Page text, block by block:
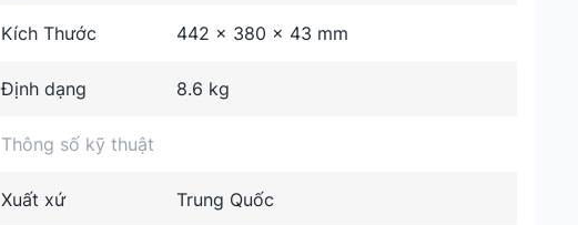
Kích Thước 442 x 380 x 43 mm
Định dạng 8.6 kg
Thông số kỹ thuật
Xuất xứ Trung Quốc